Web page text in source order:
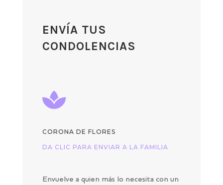
ENVÍA TUS
CONDOLENCIAS

CORONA DE FLORES
DA CLIC PARA ENVIAR A LA FAMILIA
Envuelve a quien más lo necesita con un